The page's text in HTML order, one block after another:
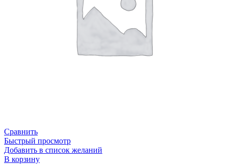
Сравнить
Быстрый просмотр
Добавить в список желаний
В корзину